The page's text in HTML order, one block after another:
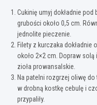
Cukinię umyj dokładnie
grubości około 0,5 cm.
jednolite pieczenie.
Filety z kurczaka dokładnie
około 2×2 cm. Dopraw
zioła prowansalskie.
Na patelni rozgrzej oliwę
w drobną kostkę cebulę i
przypaliły.